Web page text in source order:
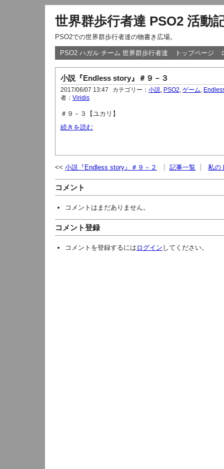
世界群歩行者達 PSO2 活動
PSO2での世界群歩行者達の物書き広場。
PSO2 ハガル チーム 世界群歩行者達 トップページ
小説『Endless story』＃９－３
2017/06/07 13:47 カテゴリー： 小説 PSO2 ゲーム
者： Viridis
＃９－３【ユカリ】
続きを読む
小説『Endless story』＃９－２ 記事一覧 私の
コメント
コメントはまだありません。
コメント登録
コメントを登録するには ログイン してください。